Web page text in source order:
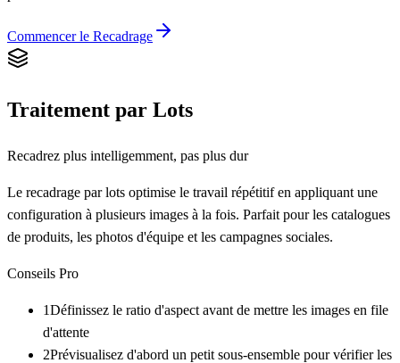
Commencer le Recadrage
Traitement par Lots
Recadrez plus intelligemment, pas plus dur
Le recadrage par lots optimise le travail répétitif en appliquant une
configuration à plusieurs images à la fois. Parfait pour les catalogues
de produits, les photos d'équipe et les campagnes sociales.
Conseils Pro
1Définissez le ratio d'aspect avant de mettre les images en file
d'attente
2Prévisualisez d'abord un petit sous-ensemble pour vérifier les